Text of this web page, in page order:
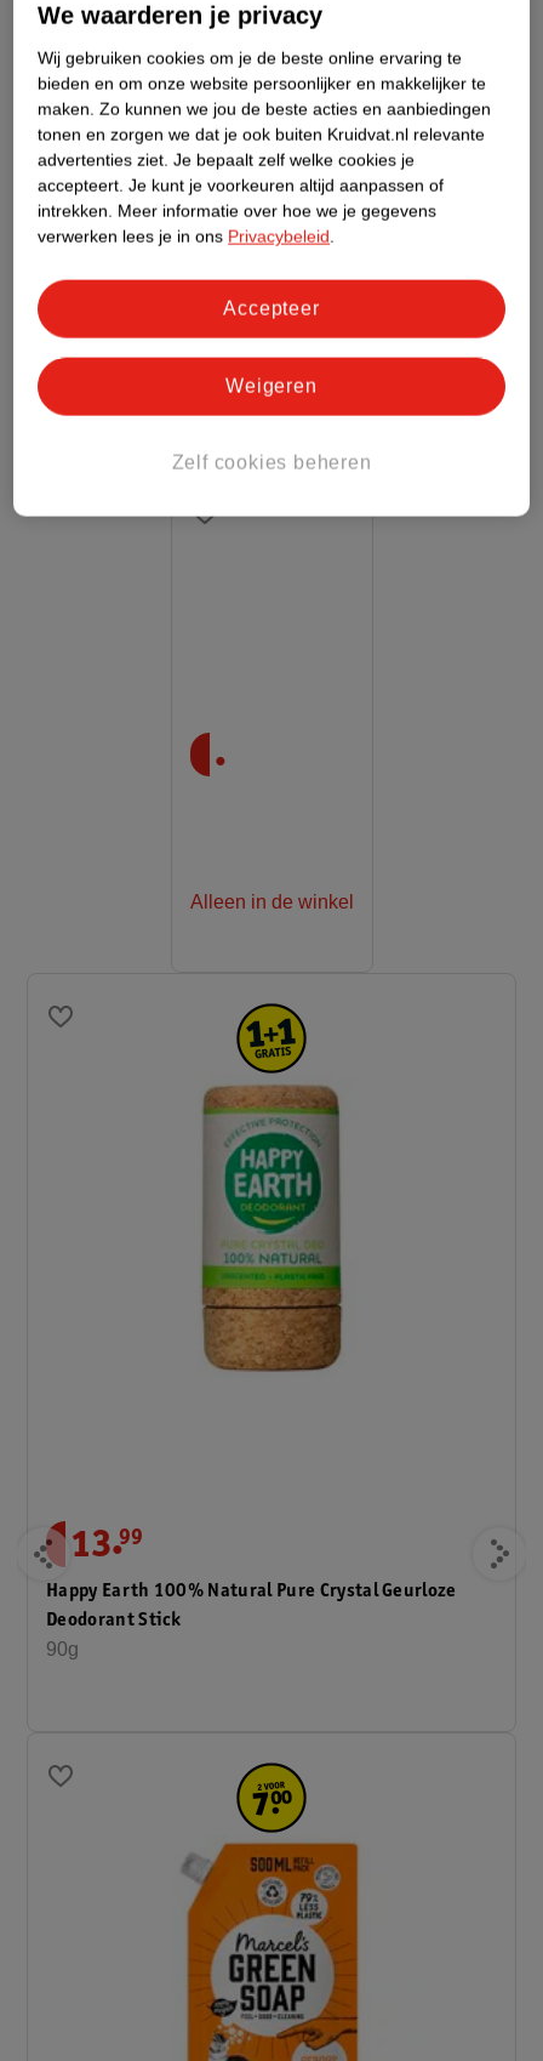
Kruidvat Natures Repair Shampoo Bar
.
Alleen in de winkel
13.99
Happy Earth 100% Natural Pure Crystal Geurloze
Deodorant Stick
90g
We waarderen je privacy
Wij gebruiken cookies om je de beste online ervaring te
bieden en om onze website persoonlijker en makkelijker te
maken. Zo kunnen we jou de beste acties en aanbiedingen
tonen en zorgen we dat je ook buiten Kruidvat.nl relevante
advertenties ziet. Je bepaalt zelf welke cookies je
accepteert. Je kunt je voorkeuren altijd aanpassen of
intrekken. Meer informatie over hoe we je gegevens
verwerken lees je in ons Privacybeleid.
Zelf cookies beheren
Weigeren
Accepteer